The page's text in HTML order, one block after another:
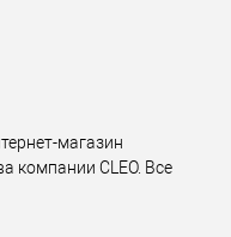
магазин
компании CLEO. Все